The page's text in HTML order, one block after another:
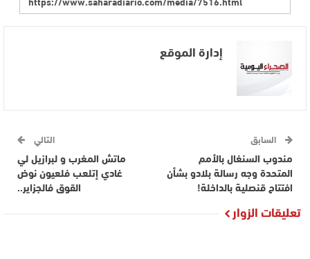
إدارة الموقع
السابق
مندوب السنغال بالأمم
المتحدة وجه رسالة بلادو بشأن
افتتاح قنصلية بالداخلة!
التالي
ماتش المغرب و لبرازيل لي
غادي إتلعب فلعيون نوض
القوق فالجزاير..
تعليقات الزوار